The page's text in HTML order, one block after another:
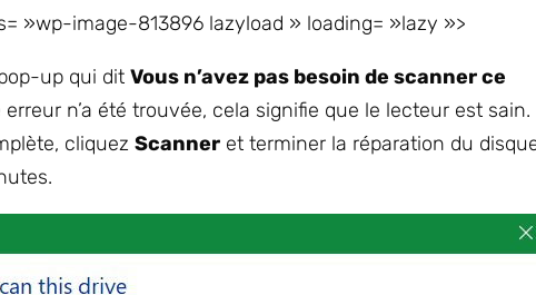
»wp-image-813896 lazyload » loading= »lazy »>
up qui dit Vous n’avez pas besoin de scanner ce
n’a été trouvée, cela signifie que le lecteur est sain.
cliquez Scanner et terminer la réparation du